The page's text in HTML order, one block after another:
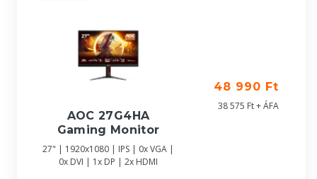
AOC 27G4HA
Gaming Monitor
27" | 1920x1080 | IPS | 0x VGA |
0x DVI | 1x DP | 2x HDMI
48 990 Ft
38 575 Ft + ÁFA